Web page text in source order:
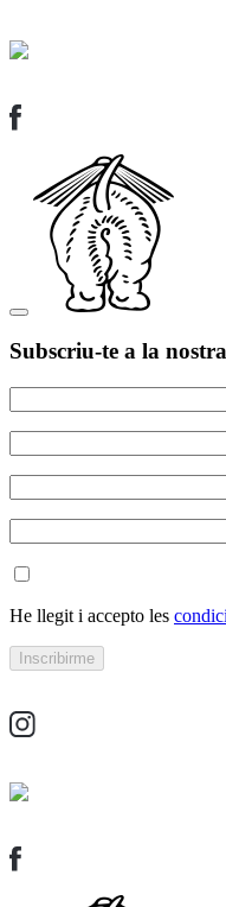
Subscriu-te a la
He llegit i accepto les